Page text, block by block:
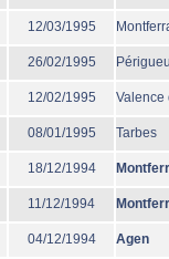
12/03/1995
26/02/1995
12/02/1995 Valence
08/01/1995 Tarbes
18/12/1994
11/12/1994
04/12/1994 Agen